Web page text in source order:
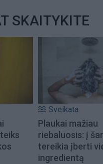
SKAITYKITE
Sveikata
Plaukai mažiau
riebaluosis: į
tereikia įberti
ingredientą